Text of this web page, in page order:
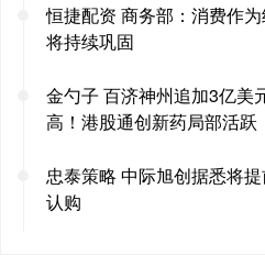
恒捷配资 商务部：消费作
将持续巩固
金勺子 百济神州追加3亿美
高！港股通创新药局部活
忠泰策略 中际旭创据悉将
认购